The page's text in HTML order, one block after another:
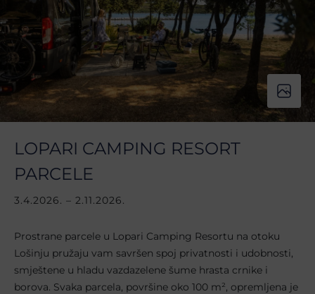
LOPARI CAMPING RESORT
PARCELE
3.4.2026. – 2.11.2026.
Prostrane parcele u Lopari Camping Resortu na otoku
Lošinju pružaju vam savršen spoj privatnosti i udobnosti,
smještene u hladu vazdazelene šume hrasta crnike i
borova. Svaka parcela, površine oko 100 m², opremljena je